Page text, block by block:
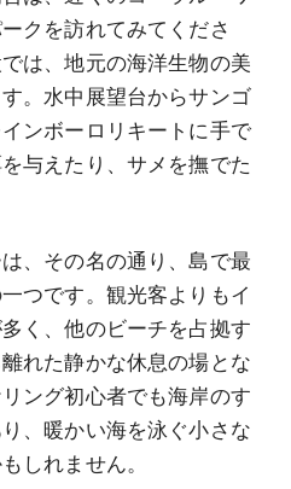
クを訪れてみてくださ
は、地元の海洋生物の美
。水中展望台からサンゴ
ンボーロリキートに手で
与えたり、サメを撫でた
、その名の通り、島で最
つです。観光客よりもイ
く、他のビーチを占拠す
れた静かな休息の場とな
ング初心者でも海岸のす
、暖かい海を泳ぐ小さな
しれません。